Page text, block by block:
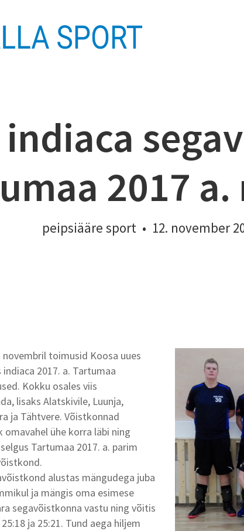
2017
peipsiääre sport • 12. november
novembril toimusid Koosa uues
2017. a. Tartumaa
Kokku osales viis
lisaks Alatskivile, Luunja,
ja Tähtvere. Võistkonnad
omavahel ühe korra läbi ning
Tartumaa 2017. a. parim
alustas mängudega juba
ja mängis oma esimese
segavõistkonna vastu ning võitis
ja 25:21. Tund aega hiljem